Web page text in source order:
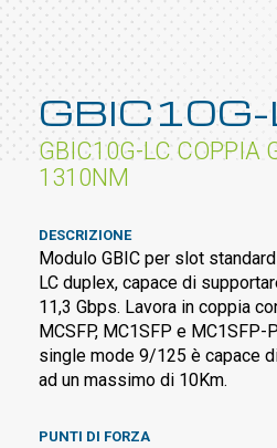
GBIC10G-
GBIC10G-LC COPPIA
1310NM
DESCRIZIONE
Modulo GBIC per slot
LC duplex, capace di
11,3 Gbps. Lavora in coppia
MCSFP, MC1SFP e MC1SFP-
single mode 9/125 è capace
ad un massimo di 10Km.
PUNTI DI FORZA